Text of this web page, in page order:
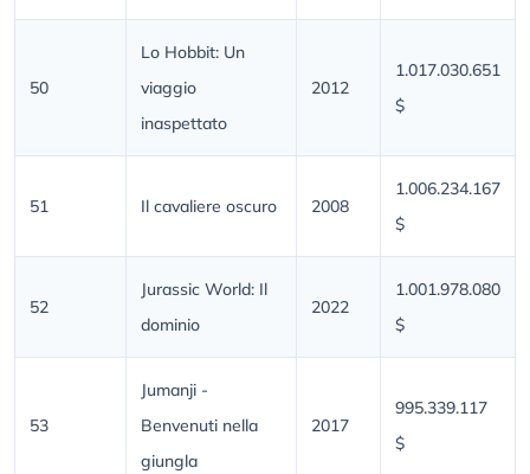
50
Lo Hobbit: Un
viaggio
inaspettato
2012
1.017.030.651
$
51 Il cavaliere oscuro 2008
1.006.234.167
$
52
Jurassic World: Il
dominio
2022
1.001.978.080
$
53
Jumanji -
Benvenuti nella
giungla
2017
995.339.117
$